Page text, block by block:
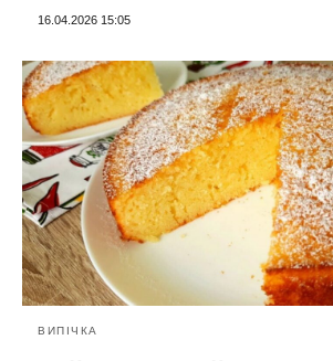
16.04.2026 15:05
ВИПІЧКА